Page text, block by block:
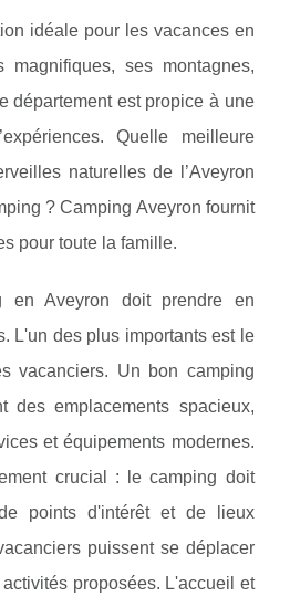
idéale pour les vacances en
magnifiques, ses montagnes,
département est propice à une
Quelle meilleure
naturelles de l’Aveyron
? Camping Aveyron fournit
pour toute la famille.
en Aveyron doit prendre en
L'un des plus importants est le
vacanciers. Un bon camping
des emplacements spacieux,
et équipements modernes.
crucial : le camping doit
points d'intérêt et de lieux
puissent se déplacer
proposées. L'accueil et